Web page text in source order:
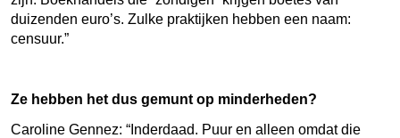
duizenden euro’s. Zulke praktijken hebben een naam:
censuur.”
Ze hebben het dus gemunt op minderheden?
Caroline Gennez: “ Inderdaad. Puur en alleen omdat die